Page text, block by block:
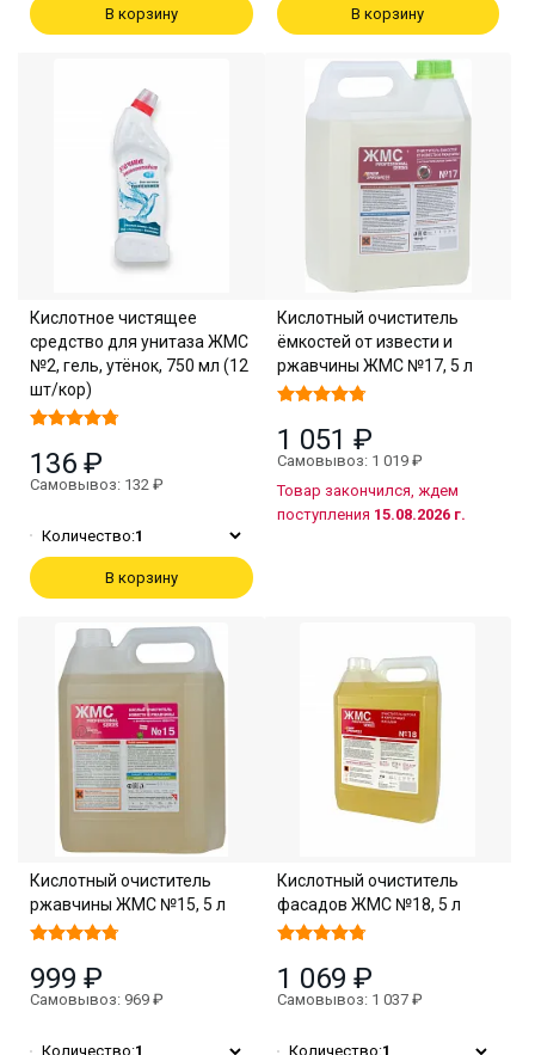
В корзину В корзину
Кислотное чистящее
средство для унитаза ЖМС
№2, гель, утёнок, 750 мл (12
шт/кор)
136 ₽
Самовывоз: 132 ₽
Количество:1
В корзину
Кислотный очиститель
ёмкостей от извести и
ржавчины ЖМС №17, 5 л
1 051 ₽
Самовывоз: 1 019 ₽
Товар закончился, ждем
поступления 15.08.2026 г.
Кислотный очиститель
ржавчины ЖМС №15, 5 л
999 ₽
Самовывоз: 969 ₽
Количество:1
Кислотный очиститель
фасадов ЖМС №18, 5 л
1 069 ₽
Самовывоз: 1 037 ₽
Количество:1